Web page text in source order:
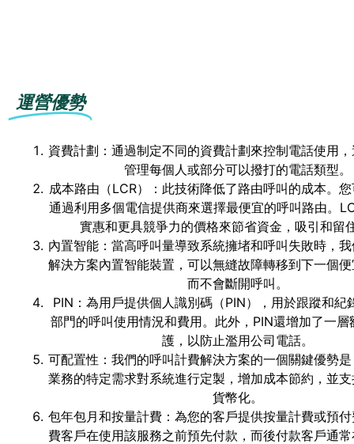
運營優勢
資費計劃：通過制定不同的資費計劃來控制電話使用
管理每個人或部分可以撥打的電話類型。
成本路由（LCR）：此技術降低了路由呼叫的成本。
通過利用多個電信提供商來選擇最便宜的呼叫路由。
實惠和更具競爭力的價格來節省資金，吸引和留
內置智能：當高呼叫量導致系統擁堵和呼叫失敗時，
解決方案內置智能裝置，可以無縫故障轉移到下一個
而不會斷開呼叫。
PIN：為用戶提供個人識別碼（PIN），用於跟蹤和紀
部門的呼叫使用情況和費用。此外，PIN還增加了一層
護，以防止濫用公司電話。
可配置性：我們的呼叫計費解決方案的一個關鍵優勢
業務的特定需求對系統進行定製，增加成本節約，並
貨幣化。
包年包月和按量計費：為您的客戶提供按量計費或預
費客戶在使用該服務之前預先付款，而後付款客戶通